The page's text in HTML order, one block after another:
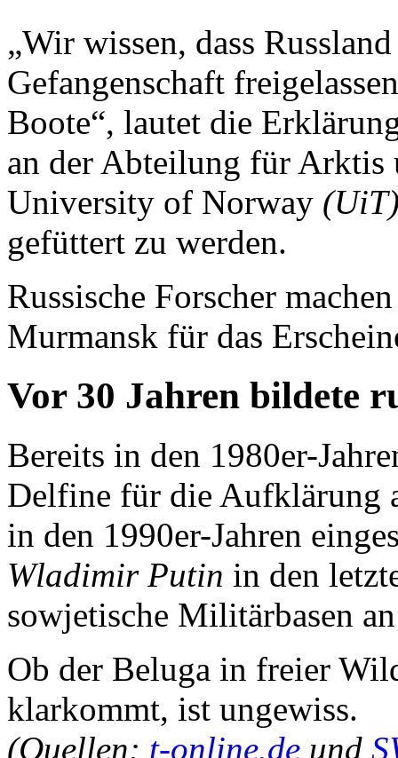
„Wir wissen, dass
Gefangenschaft
Boote“, lautet die
an der Abteilung für Arktis
University of Norway
gefüttert zu werden.
Russische Forscher
Murmansk für das
Vor 30 Jahren bildete
Bereits in den 1980er-
Delfine für die Aufklärung
in den 1990er-Jahren
Wladimir Putin in den
sowjetische Militärbasen
Ob der Beluga in freier
klarkommt, ist ungewiss.
(Quellen: t-online.de und